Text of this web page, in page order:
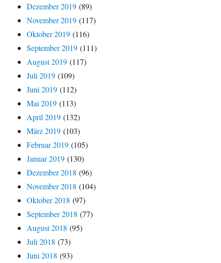
Dezember 2019 (89)
November 2019 (117)
Oktober 2019 (116)
September 2019 (111)
August 2019 (117)
Juli 2019 (109)
Juni 2019 (112)
Mai 2019 (113)
April 2019 (132)
März 2019 (103)
Februar 2019 (105)
Januar 2019 (130)
Dezember 2018 (96)
November 2018 (104)
Oktober 2018 (97)
September 2018 (77)
August 2018 (95)
Juli 2018 (73)
Juni 2018 (93)